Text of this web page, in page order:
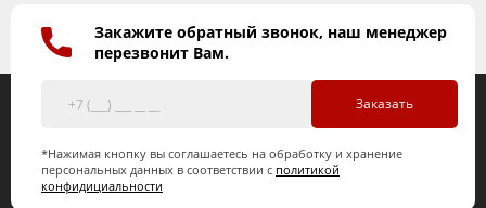
Закажите обратный звонок, наш менеджер
перезвонит Вам.
Заказать
*Нажимая кнопку вы соглашаетесь на обработку и хранение
персональных данных в соответствии с политикой
конфидициальности